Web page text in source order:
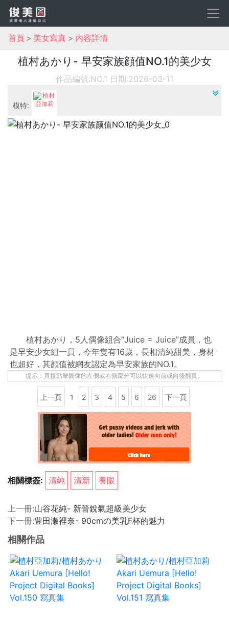
首頁 美女寫真 内容詳情
植村あかり- 早安家族顔值NO.1的美少女
作品編號:NO.1 日期:2026-03-11
模特:
植村亞加莉
植村あかり，5人偶像組合“Juice = Juice”成員，也
是早安少女組一員，今年隻有16歲，長相清純甜美，身材
也超好，其顔值被網友認定為早安家族的NO.1。
提示：直接點擊圖像的左側或右側部分可以快速向前或向後翻頁。
上一頁 1 2 3 4 5 6 26 下一頁
相關標簽: 清純 清新 養眼
上一冊:山谷花純- 新晉銳氣超級美少女
下一冊:豊田瀬裡奈- 90cmの美乳F杯的魅力
相關作品